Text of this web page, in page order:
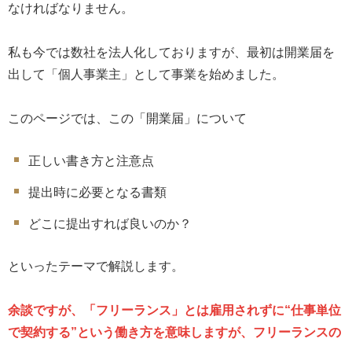
なければなりません。
私も今では数社を法人化しておりますが、最初は開業届を
出して「個人事業主」として事業を始めました。
このページでは、この「開業届」について
正しい書き方と注意点
提出時に必要となる書類
どこに提出すれば良いのか？
といったテーマで解説します。
余談ですが、「フリーランス」とは雇用されずに“仕事単位
で契約する”という働き方を意味しますが、フリーランスの